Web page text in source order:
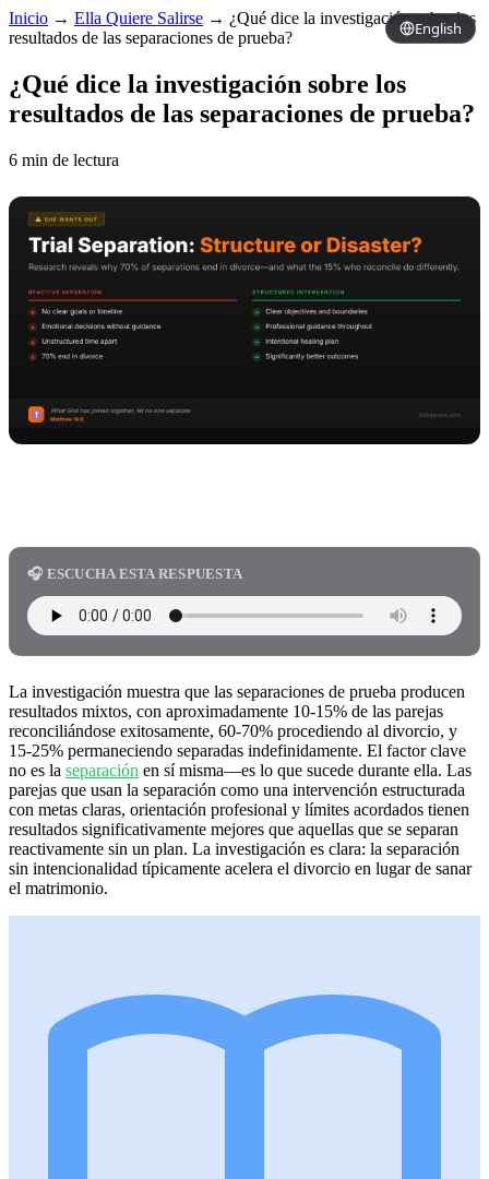
English
Inicio → Ella Quiere Salirse → ¿Qué dice la investigación sobre los
resultados de las separaciones de prueba?
¿Qué dice la investigación sobre los
resultados de las separaciones de prueba?
6 min de lectura
🎧 ESCUCHA ESTA RESPUESTA
La investigación muestra que las separaciones de prueba producen
resultados mixtos, con aproximadamente 10-15% de las parejas
reconciliándose exitosamente, 60-70% procediendo al divorcio, y
15-25% permaneciendo separadas indefinidamente. El factor clave
no es la separación en sí misma—es lo que sucede durante ella. Las
parejas que usan la separación como una intervención estructurada
con metas claras, orientación profesional y límites acordados tienen
resultados significativamente mejores que aquellas que se separan
reactivamente sin un plan. La investigación es clara: la separación
sin intencionalidad típicamente acelera el divorcio en lugar de sanar
el matrimonio.